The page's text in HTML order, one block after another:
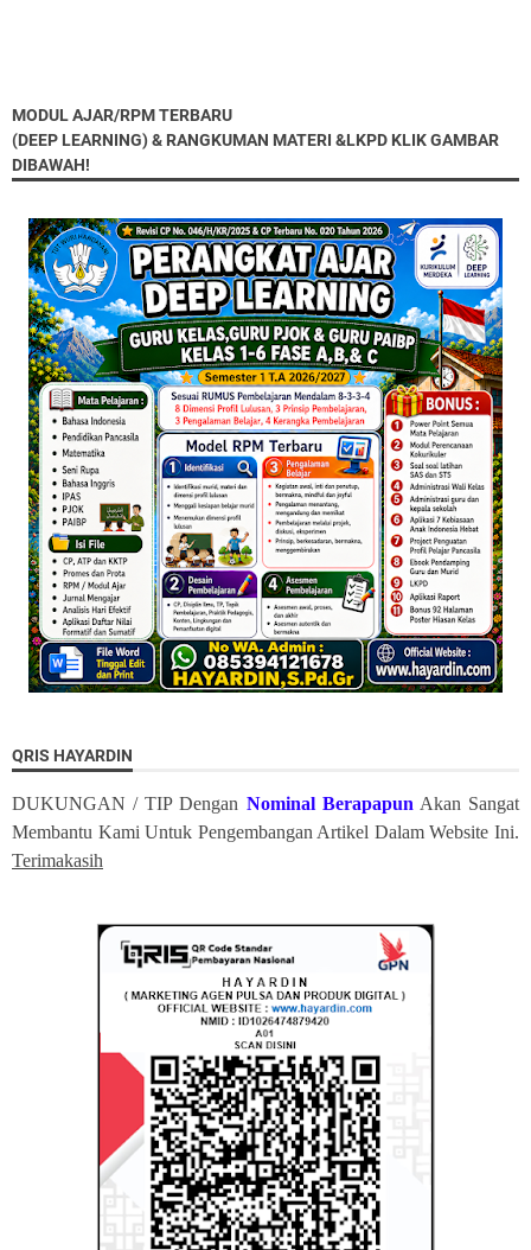
MODUL AJAR/RPM TERBARU
(DEEP LEARNING) & RANGKUMAN MATERI &LKPD KLIK GAMBAR
DIBAWAH!
QRIS HAYARDIN
DUKUNGAN / TIP Dengan Nominal Berapapun Akan Sangat
Membantu Kami Untuk Pengembangan Artikel Dalam Website Ini.
Terimakasih